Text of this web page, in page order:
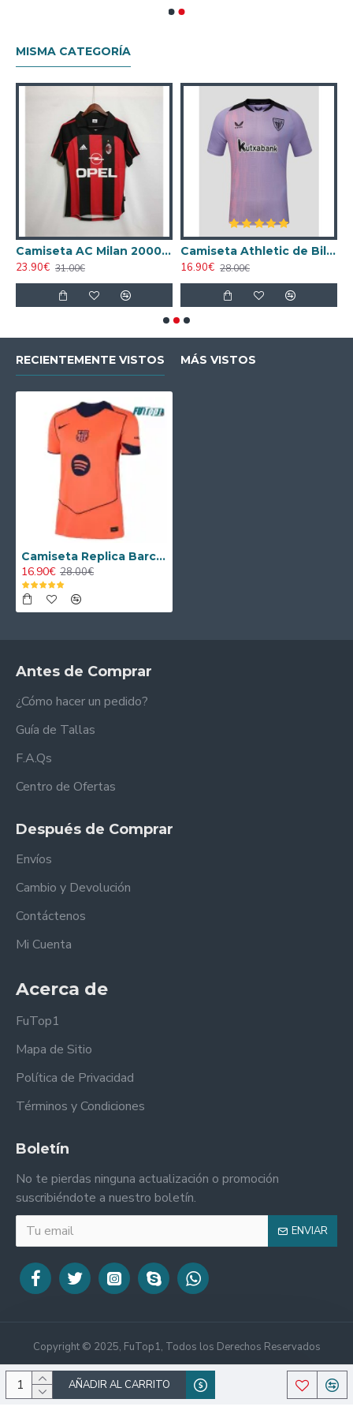
AÑADIR AL CARRITO
MISMA CATEGORÍA
Camiseta AC Milan 2000/2001 Local Retro
23.90€ 31.00€
Camiseta Athletic de Bilbao 2024/2025 Alternativo
16.90€ 28.00€
RECIENTEMENTE VISTOS MÁS VISTOS
Camiseta Replica Barcelona Alternativo 2025/2026 Mujer
16.90€ 28.00€
Antes de Comprar
¿Cómo hacer un pedido?
Guía de Tallas
F.A.Qs
Centro de Ofertas
Después de Comprar
Envíos
Cambio y Devolución
Contáctenos
Mi Cuenta
Acerca de
FuTop1
Mapa de Sitio
Política de Privacidad
Términos y Condiciones
Boletín
No te pierdas ninguna actualización o promoción
suscribiéndote a nuestro boletín.
ENVIAR
Copyright © 2025, FuTop1, Todos los Derechos Reservados